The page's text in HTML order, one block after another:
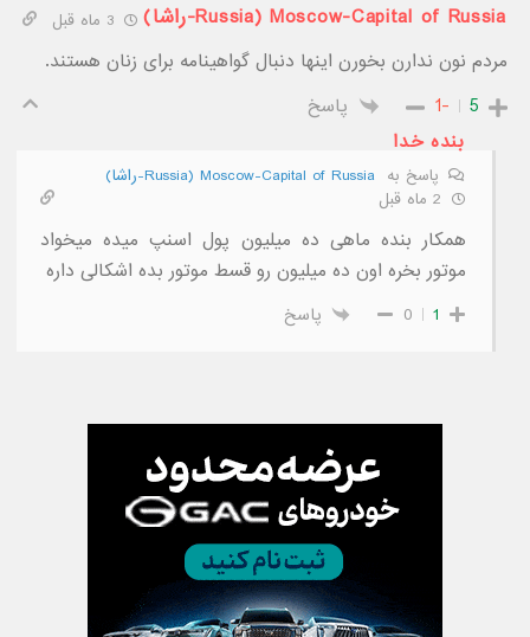
Moscow-Capital of Russia (Russia-راشا)
مردم نون ندارن بخورن اینها دنبال گواهینامه برای زنان هستند.
5
-1
پاسخ
بنده خدا
پاسخ به Moscow-Capital of Russia (Russia-راشا)
همکار بنده ماهی ده میلیون پول اسنپ میده میخواد
موتور بخره اون ده میلیون رو قسط موتور بده اشکالی داره
1
0 پاسخ